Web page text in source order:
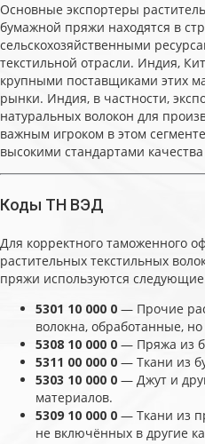
Основные экспортеры
бумажной пряжи находятся в
сельскохозяйственными
текстильной отрасли. Индия,
крупными поставщиками этих
рынки. Индия, в частности,
натуральных волокон для
важным игроком в этом
высокими стандартами
Коды ТН ВЭД
Для корректного таможенного
растительных текстильных
пряжи используются
5301 10 000 0 — Прочие
волокна, обработанные,
5308 10 000 0 — Пряжа из
5311 00 000 0 — Ткани из
5303 10 000 0 — Джут и
материалов.
5309 10 000 0 — Ткани из
не включённых в другие